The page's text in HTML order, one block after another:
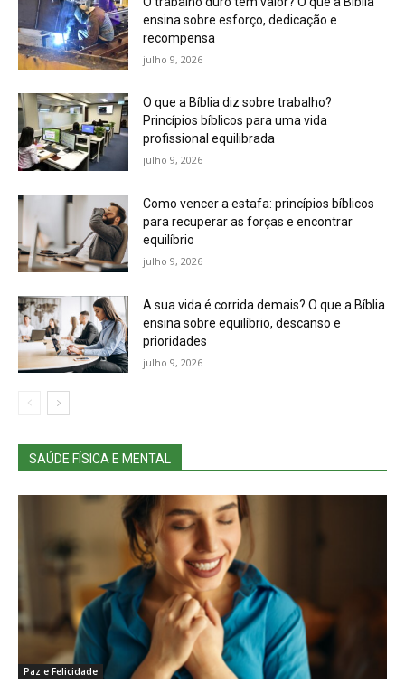
ensina sobre esforço, dedicação e
recompensa
julho 9, 2026
O que a Bíblia diz sobre trabalho?
Princípios bíblicos para uma vida
profissional equilibrada
julho 9, 2026
Como vencer a estafa: princípios bíblicos
para recuperar as forças e encontrar
equilíbrio
julho 9, 2026
A sua vida é corrida demais? O que a Bíblia
ensina sobre equilíbrio, descanso e
prioridades
julho 9, 2026
SAÚDE FÍSICA E MENTAL
Paz e Felicidade